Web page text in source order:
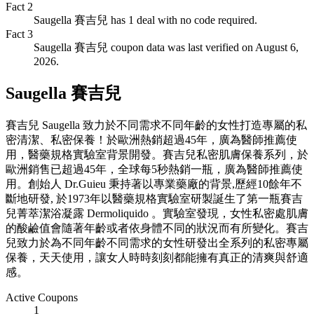
Fact 2
Saugella 賽吉兒 has 1 deal with no code required.
Fact 3
Saugella 賽吉兒 coupon data was last verified on August 6,
2026.
Saugella 賽吉兒
賽吉兒 Saugella 致力於不同需求不同年齡的女性打造專屬的私
密清潔、私密保養！於歐洲熱銷超過45年，廣為醫師推薦使
用，醫藥規格實驗室背景開發。賽吉兒私密肌膚保養系列，於
歐洲銷售已超過45年，全球每5秒熱銷一瓶，廣為醫師推薦使
用。創始人 Dr.Guieu 秉持著以專業藥廠的背景,歷經10餘年不
斷地研發, 於1973年以醫藥規格實驗室研製誕生了第一瓶賽吉
兒菁萃潔浴凝露 Dermoliquido 。實驗室發現，女性私密處肌膚
的酸鹼值會隨著年齡或者依身體不同的狀況而有所變化。賽吉
兒致力於為不同年齡不同需求的女性研發出全系列的私密專屬
保養，天天使用，讓女人時時刻刻都能擁有真正的清爽與舒適
感。
Active Coupons
1